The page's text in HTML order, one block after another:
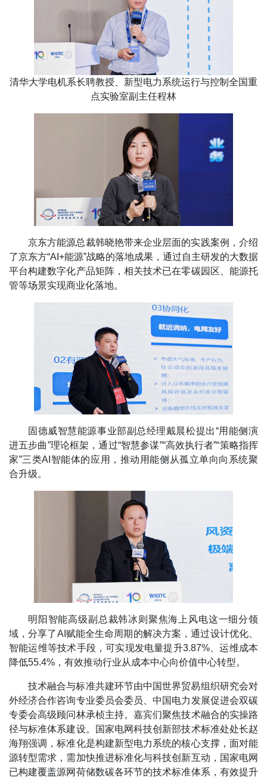
清华大学电机系长聘教授、新型电力系统运行与控制全国重
点实验室副主任程林
京东方能源总裁韩晓艳带来企业层面的实践案例，介绍
了京东方“AI+能源”战略的落地成果，通过自主研发的大数据
平台构建数字化产品矩阵，相关技术已在零碳园区、能源托
管等场景实现商业化落地。
固德威智慧能源事业部副总经理戴晨松提出“用能侧演
进五步曲”理论框架，通过“智慧参谋”“高效执行者”“策略指挥
家”三类AI智能体的应用，推动用能侧从孤立单向向系统聚
合升级。
明阳智能高级副总裁韩冰则聚焦海上风电这一细分领
域，分享了AI赋能全生命周期的解决方案，通过设计优化、
智能运维等技术手段，可实现发电量提升3.87%、运维成本
降低55.4%，有效推动行业从成本中心向价值中心转型。
技术融合与标准共建环节由中国世界贸易组织研究会对
外经济合作咨询专业委员会委员、中国电力发展促进会双碳
专委会高级顾问林承桢主持。嘉宾们聚焦技术融合的实操路
径与标准体系建设。国家电网科技创新部技术标准处处长赵
海翔强调，标准化是构建新型电力系统的核心支撑，面对能
源转型需求，需加快推进标准化与科技创新互动，国家电网
已构建覆盖源网荷储数碳各环节的技术标准体系，有效提升